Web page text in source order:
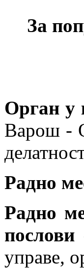
За
Орган у
Варош -
Радно
Радно
послови
управе,